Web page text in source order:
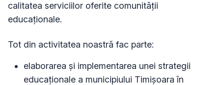
calitatea serviciilor oferite comunității
educaționale.
Tot din activitatea noastră fac parte:
elaborarea și implementarea unei strategii
educaționale a municipiului Timișoara în